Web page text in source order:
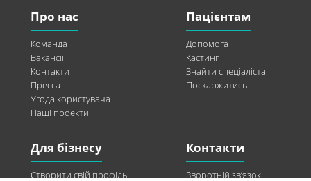
Про нас
Команда
Вакансії
Контакти
Пресса
Угода користувача
Наші проекти
Пацієнтам
Допомога
Кастинг
Знайти спеціаліста
Поскаржитись
Для бізнесу
Створити свій профіль
Контакти
Зворотній зв’язок